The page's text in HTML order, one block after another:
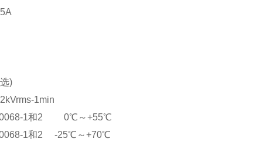
)
1min
1和2 0℃～+55℃
1和2 -25℃～+70℃